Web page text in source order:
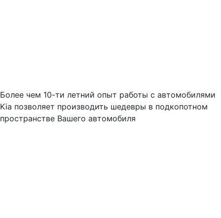
Более чем 10-ти летний опыт работы с автомобилями
Kia позволяет производить шедевры в подкопотном
пространстве Вашего автомобиля